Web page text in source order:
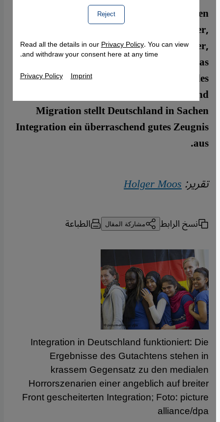
In den deutschen Medien kommen
Migranten meist als Bildungsversager,
Kleinkriminelle, Sozialhilfeempfänger,
Islamisten oder U-Bahn-Schläger vor. Das
aktuelle Jahresgutachten des
Sachverständigenrats für Integration und
Migration stellt Deutschland in Sachen
Integration ein überraschend gutes Zeugnis
aus.
تقرير:Holger Moos
نسخ الرابط مشاركة المقال الطباعة
Integration in Deutschland funktioniert: Die
Ergebnisse des Gutachtens stehen in
krassem Gegensatz zu den medialen
Horrorszenarien einer angeblich auf breiter
Front gescheiterten Integration; Foto: picture
alliance/dpa
Reject
Read all the details in ourPrivacy Policy. You can view
and withdraw your consent here at any time.
Privacy Policy Imprint